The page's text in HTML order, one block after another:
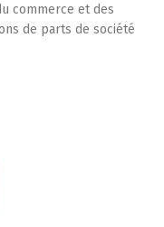
commerce et des
de parts de société